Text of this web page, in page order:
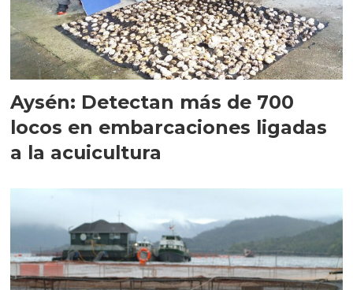
Aysén: Detectan más de 700
locos en embarcaciones ligadas
a la acuicultura